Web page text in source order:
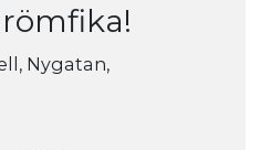
Nygatan,